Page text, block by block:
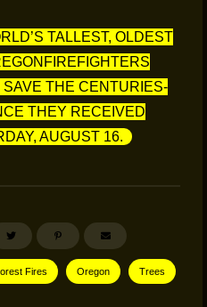
TALLEST, OLDEST
THE CENTURIES-
THEY RECEIVED
AUGUST 16.
Fires Oregon Trees